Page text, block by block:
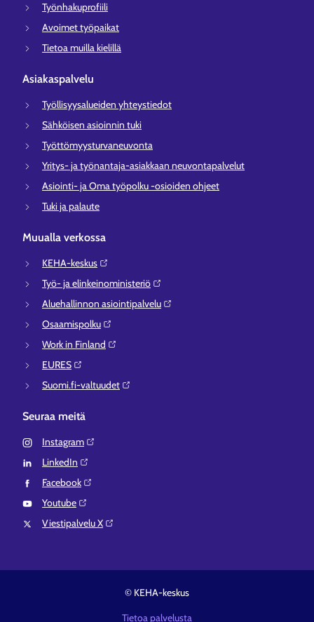
Työnhakuprofiili
Avoimet työpaikat
Tietoa muilla kielillä
Asiakaspalvelu
Työllisyysalueiden yhteystiedot
Sähköisen asioinnin tuki
Työttömyysturvaneuvonta
Yritys- ja työnantaja-asiakkaan neuvontapalvelut
Asiointi- ja Oma työpolku -osioiden ohjeet
Tuki ja palaute
Muualla verkossa
KEHA-keskus⁠
Työ- ja elinkeinoministeriö⁠
Aluehallinnon asiointipalvelu⁠
Osaamispolku⁠
Work in Finland⁠
EURES⁠
Suomi.fi-valtuudet⁠
Seuraa meitä
Instagram⁠
LinkedIn⁠
Facebook⁠
Youtube⁠
Viestipalvelu X⁠
© KEHA-keskus
Tietoa palvelusta